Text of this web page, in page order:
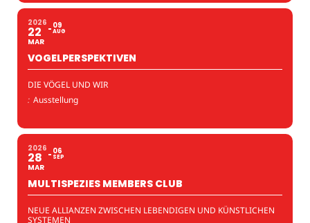
2026
22
MAR
09
AUG
VOGELPERSPEKTIVEN
DIE VÖGEL UND WIR
: Ausstellung
2026
28
MAR
06
SEP
MULTISPEZIES MEMBERS CLUB
NEUE ALLIANZEN ZWISCHEN LEBENDIGEN UND KÜNSTLICHEN
SYSTEMEN